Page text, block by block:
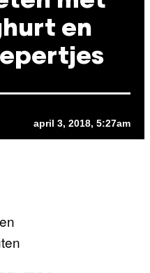
en
april 3, 2018, 5:27am